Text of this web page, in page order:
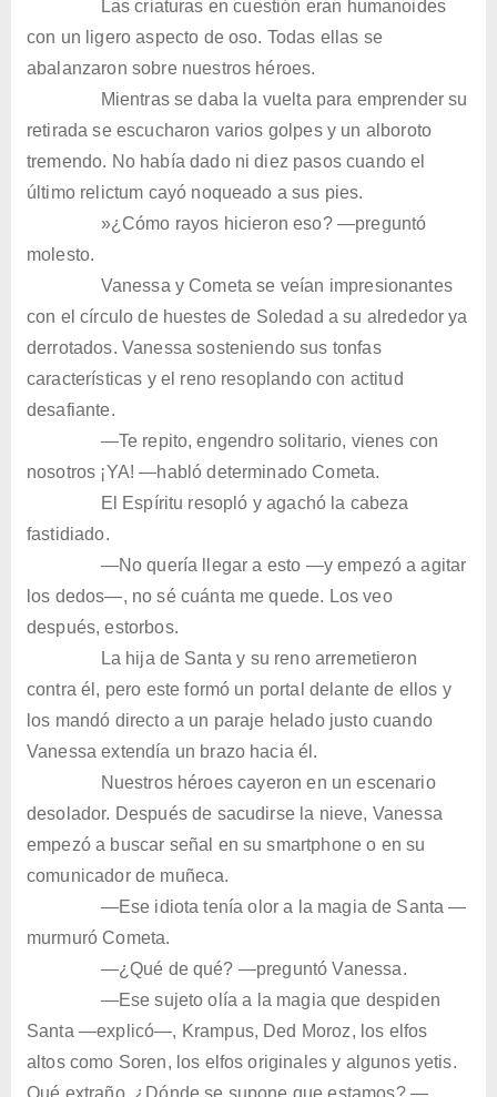
Las criaturas en cuestión eran humanoides
con un ligero aspecto de oso. Todas ellas se
abalanzaron sobre nuestros héroes.
Mientras se daba la vuelta para emprender su
retirada se escucharon varios golpes y un alboroto
tremendo. No había dado ni diez pasos cuando el
último relictum cayó noqueado a sus pies.
»¿Cómo rayos hicieron eso? —preguntó
molesto.
Vanessa y Cometa se veían impresionantes
con el círculo de huestes de Soledad a su alrededor ya
derrotados. Vanessa sosteniendo sus tonfas
características y el reno resoplando con actitud
desafiante.
—Te repito, engendro solitario, vienes con
nosotros ¡YA! —habló determinado Cometa.
El Espíritu resopló y agachó la cabeza
fastidiado.
—No quería llegar a esto —y empezó a agitar
los dedos—, no sé cuánta me quede. Los veo
después, estorbos.
La hija de Santa y su reno arremetieron
contra él, pero este formó un portal delante de ellos y
los mandó directo a un paraje helado justo cuando
Vanessa extendía un brazo hacia él.
Nuestros héroes cayeron en un escenario
desolador. Después de sacudirse la nieve, Vanessa
empezó a buscar señal en su smartphone o en su
comunicador de muñeca.
—Ese idiota tenía olor a la magia de Santa —
murmuró Cometa.
—¿Qué de qué? —preguntó Vanessa.
—Ese sujeto olía a la magia que despiden
Santa —explicó—, Krampus, Ded Moroz, los elfos
altos como Soren, los elfos originales y algunos yetis.
Qué extraño. ¿Dónde se supone que estamos? —